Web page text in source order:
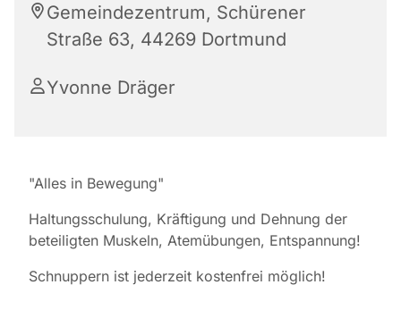
Gemeindezentrum, Schürener
Straße 63, 44269 Dortmund
Yvonne Dräger
"Alles in Bewegung"
Haltungsschulung, Kräftigung und Dehnung der
beteiligten Muskeln, Atemübungen, Entspannung!
Schnuppern ist jederzeit kostenfrei möglich!